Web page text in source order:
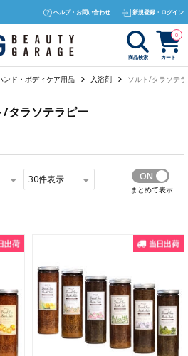
ヘルプ・お問い合わせ 新規登録・ログイン
商品検索 カート
0
ンド・ボディケア用品 入浴剤 ソルト/タラソテ
/タラソテラピー
30件表示
まとめて表示